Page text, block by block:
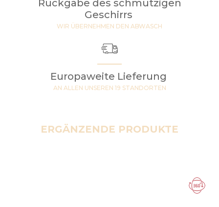
Rückgabe des schmutzigen
Geschirrs
WIR ÜBERNEHMEN DEN ABWASCH
Europaweite Lieferung
AN ALLEN UNSEREN 19 STANDORTEN
ERGÄNZENDE PRODUKTE